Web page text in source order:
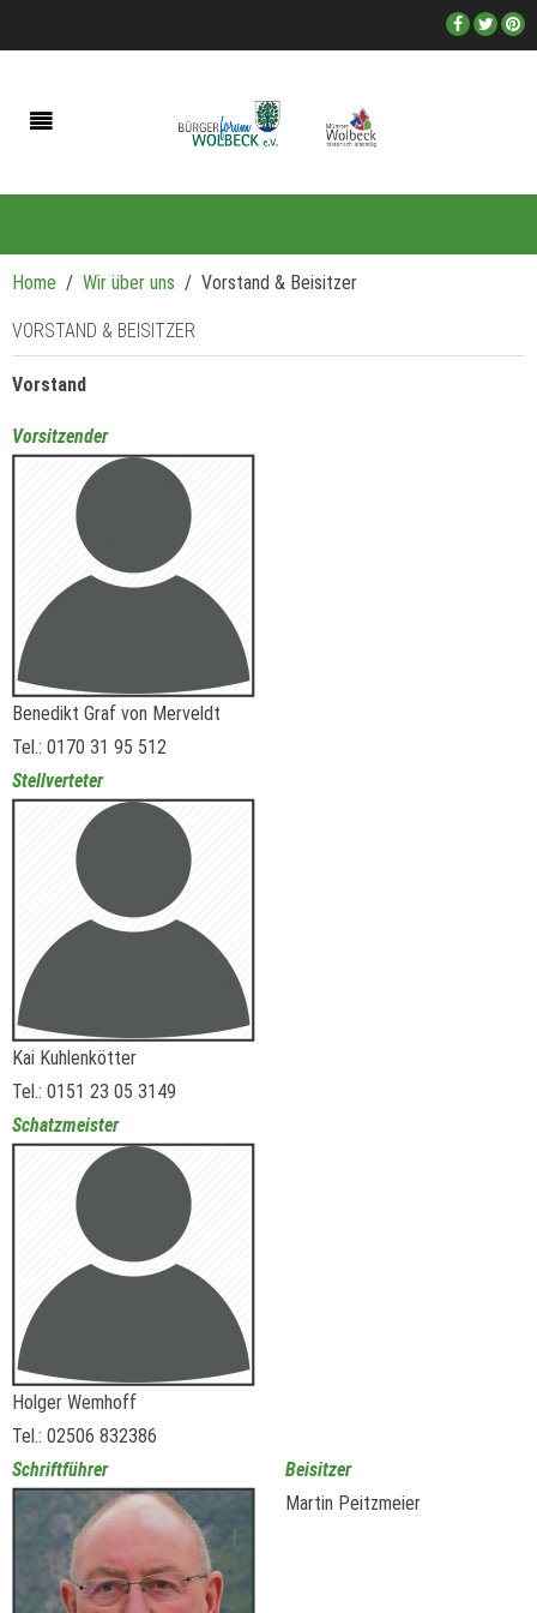
Home Wir über uns Vorstand & Beisitzer
VORSTAND & BEISITZER
Vorstand
Vorsitzender
Benedikt Graf von Merveldt
Tel.: 0170 31 95 512
Stellverteter
Kai Kuhlenkötter
Tel.: 0151 23 05 3149
Schatzmeister
Holger Wemhoff
Tel.: 02506 832386
Schriftführer
Beisitzer
Martin Peitzmeier